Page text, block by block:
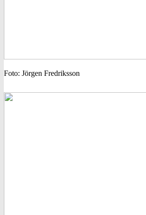
Foto: Jörgen Fredriksson